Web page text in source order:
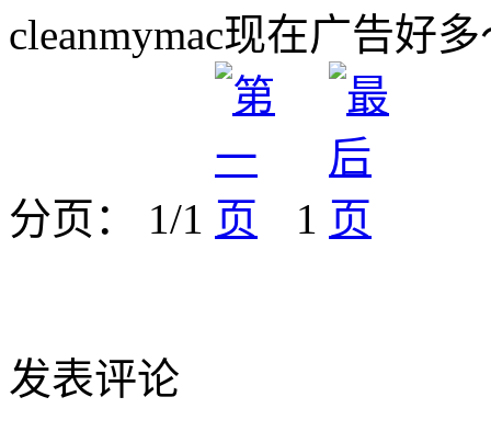
cleanmymac现在广告好
分页： 1/1 1
发表评论